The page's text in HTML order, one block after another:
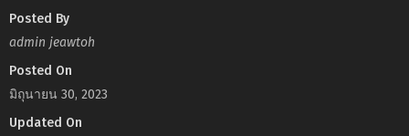
Posted By
admin jeawtoh
Posted On
มิถุนายน 30, 2023
Updated On